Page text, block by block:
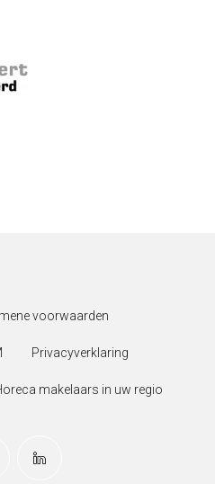
voorwaarden
Privacyverklaring
makelaars in uw regio